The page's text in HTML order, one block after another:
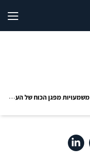
מפגן הכוח של העולם המערבי